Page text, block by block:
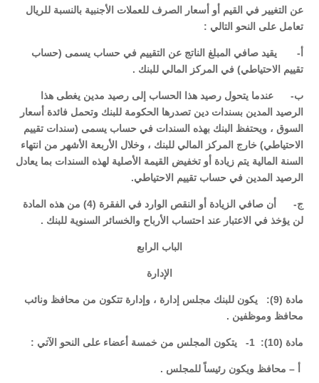
عن التغيير في القيم أو أسعار الصرف للعملات الأجنبية بالنسبة للريال
تعامل على النحو التالي :
‌أ- يقيد صافي المبلغ الناتج عن التقييم في حساب يسمى (حساب
تقييم الاحتياطي) في المركز المالي للبنك .
‌ب- عندما يتحول رصيد هذا الحساب إلى رصيد مدين يغطى هذا
الرصيد المدين بسندات دين تصدرها الحكومة للبنك وتحمل فائدة أسعار
السوق ، ويحتفظ البنك بهذه السندات في حساب يسمى (سندات تقييم
الاحتياطي) خارج المركز المالي للبنك ، وخلال الأربعة الأشهر من انتهاء
السنة المالية يتم زيادة أو تخفيض القيمة الأصلية لهذه السندات بما يعادل
الرصيد المدين في حساب تقييم الاحتياطي.
‌ج- أن صافي الزيادة أو النقص الوارد في الفقرة (4) من هذه المادة
لن يؤخذ في الاعتبار عند احتساب الأرباح والخسائر السنوية للبنك .
الباب الرابع
الإدارة
مادة (9): يكون للبنك مجلس إدارة ، وإدارة تتكون من محافظ ونائب
محافظ وموظفين .
مادة (10): 1- يتكون المجلس من خمسة أعضاء على النحو الآتي :
أ – محافظ ويكون رئيساً للمجلس .